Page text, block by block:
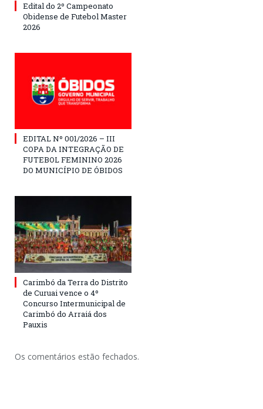
Edital do 2º Campeonato
Obidense de Futebol Master
2026
EDITAL Nº 001/2026 – III
COPA DA INTEGRAÇÃO DE
FUTEBOL FEMININO 2026
DO MUNICÍPIO DE ÓBIDOS
Carimbó da Terra do Distrito
de Curuai vence o 4º
Concurso Intermunicipal de
Carimbó do Arraiá dos
Pauxis
Os comentários estão fechados.